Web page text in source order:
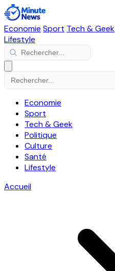
Economie Sport Tech & Geek
Lifestyle
Economie
Sport
Tech & Geek
Politique
Culture
Santé
Lifestyle
Accueil